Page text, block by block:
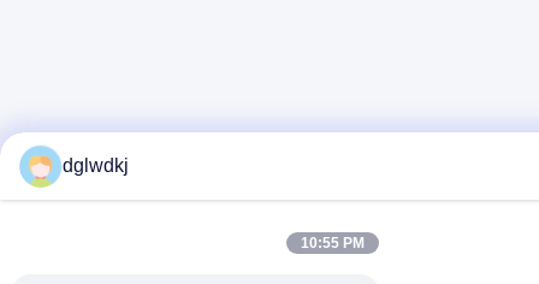
dglwdkj
10:55 PM